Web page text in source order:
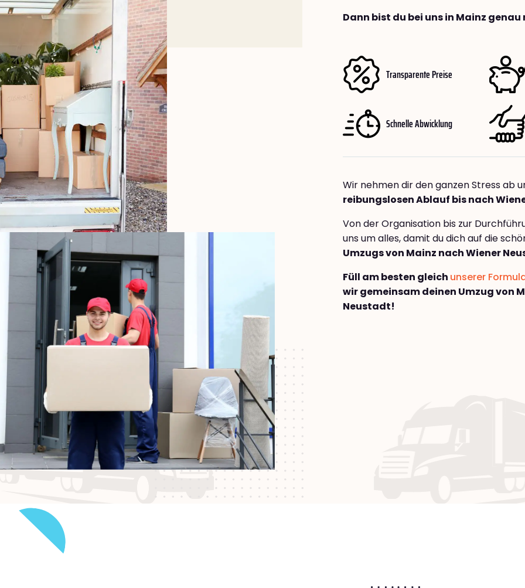
Dann bist du bei uns in Mainz
Transparente Preise
Schnelle Abwicklung
Wir nehmen dir den ganzen Stress ab
reibungslosen Ablauf bis nach
Von der Organisation bis zur
uns um alles, damit du dich auf die
Umzugs von Mainz nach Wiener
Füll am besten gleich unserer
wir gemeinsam deinen Umzug von
Neustadt!